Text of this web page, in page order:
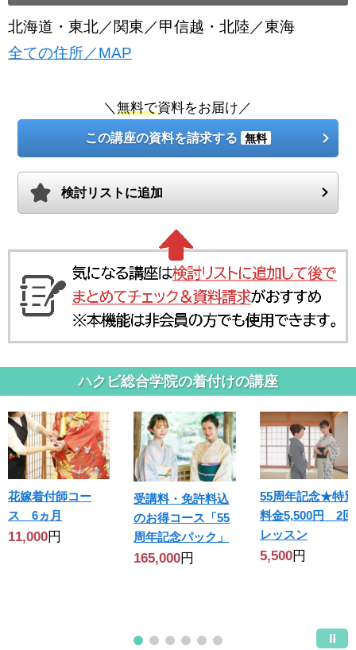
北海道・東北／関東／甲信越・北陸／東海
全ての住所／MAP
＼無料で資料をお届け／
この講座の資料を請求する 無料
検討リストに追加
ハクビ総合学院の着付けの講座
花嫁着付師コー
ス 6ヵ月
11,000円
受講料・免許料込
のお得コース「55
周年記念パック」
165,000円
55周年記念★特別
料金5,500円 2回
レッスン
5,500円